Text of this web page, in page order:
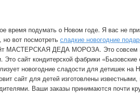
время подумать о Новом годе. Я вас не
но вот посмотреть сладкие новогодние
МАСТЕРСКАЯ ДЕДА МОРОЗА. Это совсем
Это сайт кондитерской фабрики
новогодние сладости для детишек на
сайт для детей изготовлены
Ваши заказы принимаются почти